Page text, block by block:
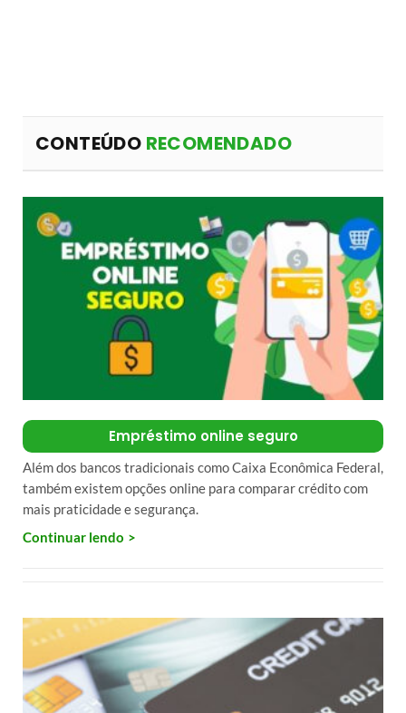
CONTEÚDO RECOMENDADO
Empréstimo online seguro
Além dos bancos tradicionais como Caixa Econômica Federal,
também existem opções online para comparar crédito com
mais praticidade e segurança.
Continuar lendo